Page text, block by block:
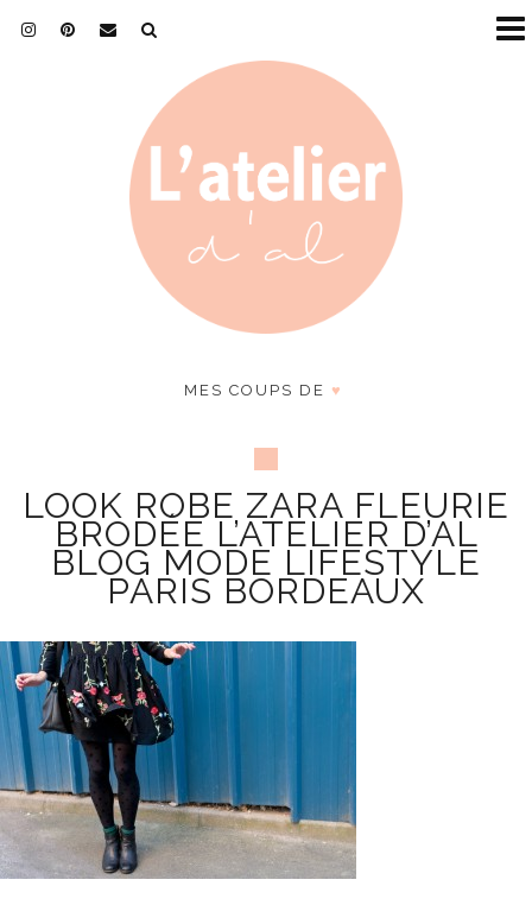
MES COUPS DE ♥
LOOK ROBE ZARA FLEURIE
BRODÉE L’ATELIER D’AL
BLOG MODE LIFESTYLE
PARIS BORDEAUX